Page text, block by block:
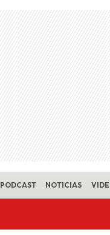
PODCAST NOTICIAS